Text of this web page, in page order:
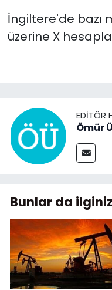
İngiltere'de bazı
üzerine X
EDITÖR
Ömür
Bunlar da